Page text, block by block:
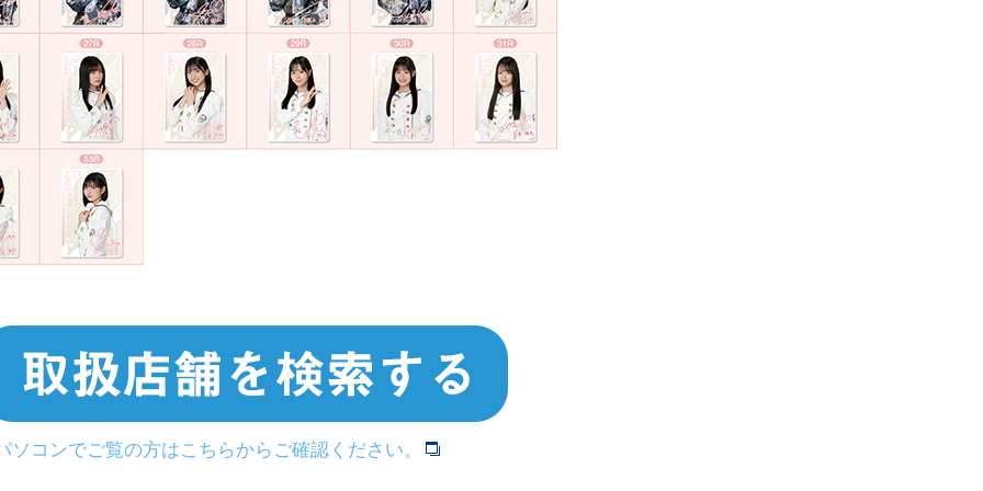
ソコンでご覧の方はこちらからご確認ください。